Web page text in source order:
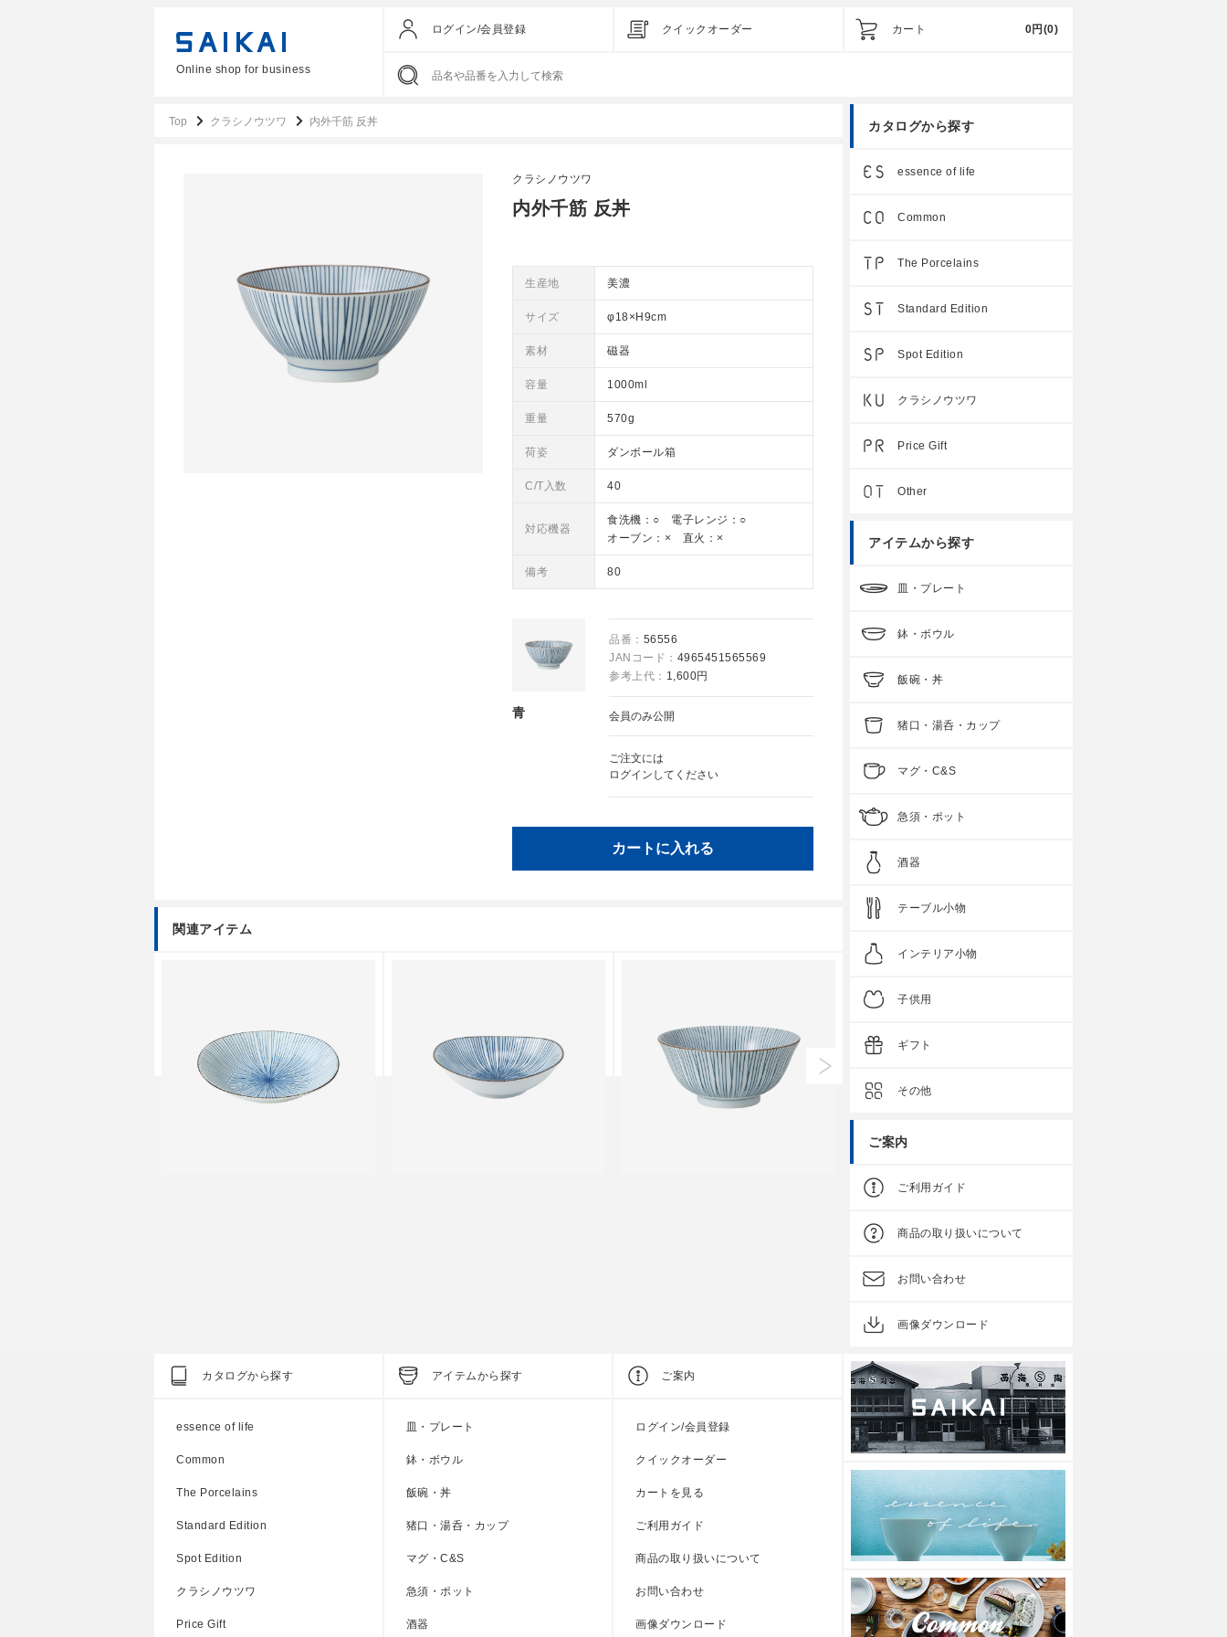
Online shop for business
ログイン/会員登録 クイックオーダー カート 0円 (0)
Top クラシノウツワ 内外千筋 反丼
内外千筋 反丼
クラシノウツワ
生産地 美濃
サイズ φ18×H9cm
素材 磁器
容量 1000ml
重量 570g
荷姿 ダンボール箱
C/T入数 40
対応機器
食洗機：○ 電子レンジ：○
オーブン：× 直火：×
備考 80
青
品番： 56556
JANコード： 4965451565569
参考上代： 1,600円
会員のみ公開
ご注文には
ログイン してください
カートに入れる
関連アイテム
クラシノウツワ
参考上代
カタログから探す
essence of life
Common
The Porcelains
Standard Edition
Spot Edition
クラシノウツワ
Price Gift
Other
アイテムから探す
皿・プレート
鉢・ボウル
飯碗・丼
猪口・湯呑・カップ
マグ・C&S
急須・ポット
酒器
テーブル小物
インテリア小物
子供用
ギフト
その他
ご案内
ご利用ガイド
商品の取り扱いについて
お問い合わせ
画像ダウンロード
カタログから探す
essence of life
Common
The Porcelains
Standard Edition
Spot Edition
クラシノウツワ
Price Gift
アイテムから探す
皿・プレート
鉢・ボウル
飯碗・丼
猪口・湯呑・カップ
マグ・C&S
急須・ポット
酒器
ご案内
ログイン/会員登録
クイックオーダー
カートを見る
ご利用ガイド
商品の取り扱いについて
お問い合わせ
画像ダウンロード